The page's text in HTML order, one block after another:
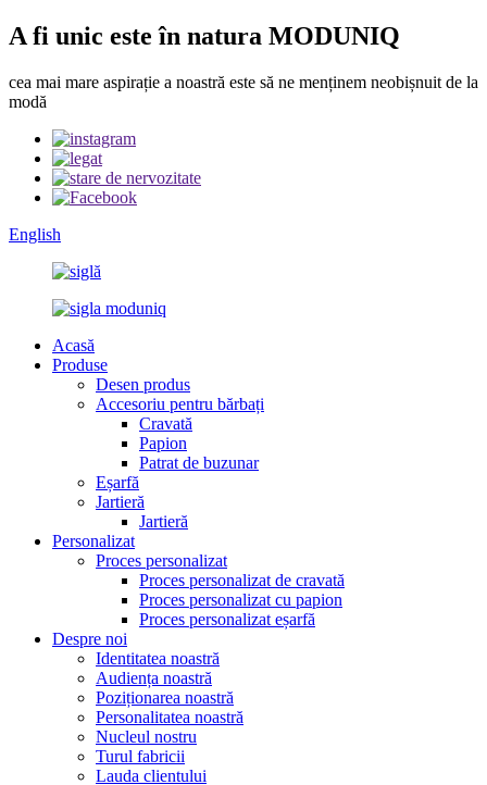
A fi unic este în natura MODUNIQ
cea mai mare aspirație a noastră este să ne menținem neobișnuit de la
modă
English
Acasă
Produse
Desen produs
Accesoriu pentru bărbați
Cravată
Papion
Patrat de buzunar
Eșarfă
Jartieră
Jartieră
Personalizat
Proces personalizat
Proces personalizat de cravată
Proces personalizat cu papion
Proces personalizat eșarfă
Despre noi
Identitatea noastră
Audiența noastră
Poziționarea noastră
Personalitatea noastră
Nucleul nostru
Turul fabricii
Lauda clientului